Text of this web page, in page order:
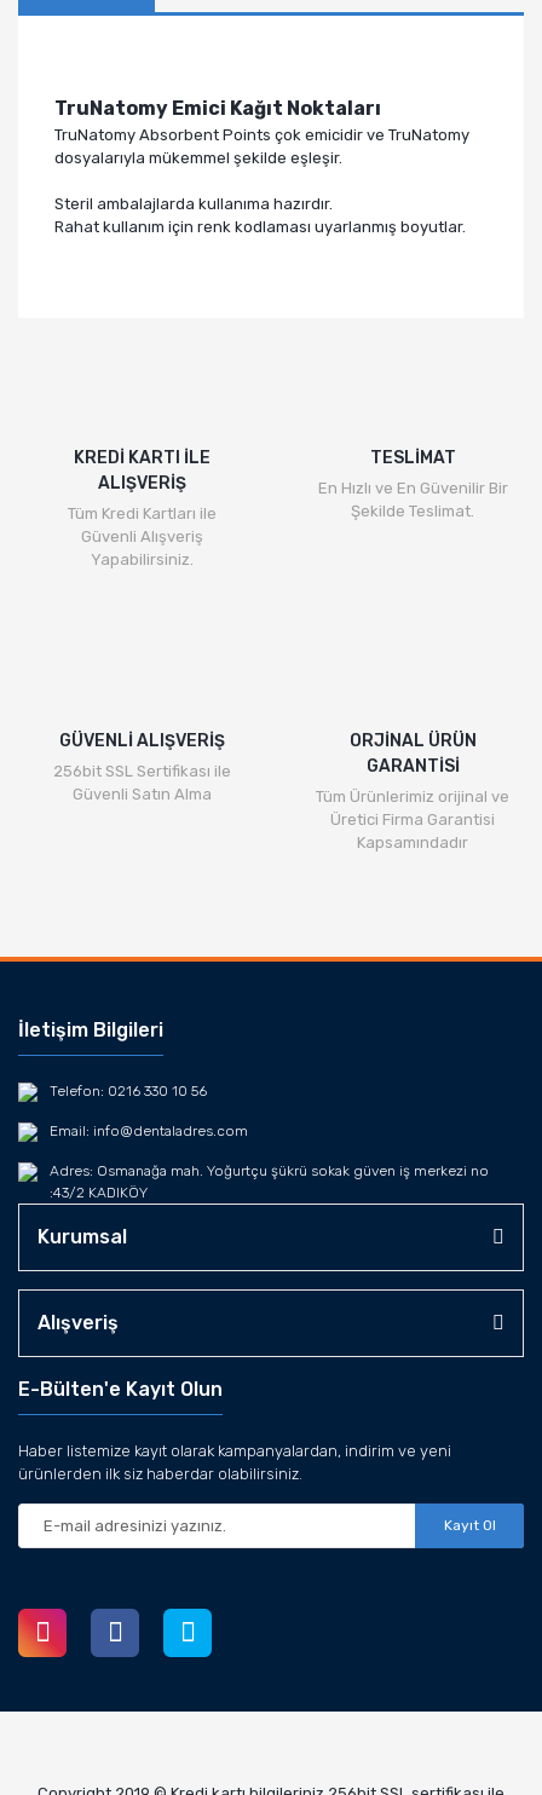
TruNatomy Emici Kağıt Noktaları
TruNatomy Absorbent Points çok emicidir ve TruNatomy
dosyalarıyla mükemmel şekilde eşleşir.
Steril ambalajlarda kullanıma hazırdır.
Rahat kullanım için renk kodlaması uyarlanmış boyutlar.
KREDİ KARTI İLE
ALIŞVERİŞ
Tüm Kredi Kartları ile
Güvenli Alışveriş
Yapabilirsiniz.
TESLİMAT
En Hızlı ve En Güvenilir Bir
Şekilde Teslimat.
GÜVENLİ ALIŞVERİŞ
256bit SSL Sertifikası ile
Güvenli Satın Alma
ORJİNAL ÜRÜN
GARANTİSİ
Tüm Ürünlerimiz orijinal ve
Üretici Firma Garantisi
Kapsamındadır
İletişim Bilgileri
Telefon: 0216 330 10 56
Email: info@dentaladres.com
Adres: Osmanağa mah. Yoğurtçu şükrü sokak güven iş merkezi no
:43/2 KADIKÖY
Kurumsal
Alışveriş
E-Bülten'e Kayıt Olun
Haber listemize kayıt olarak kampanyalardan, indirim ve yeni
ürünlerden ilk siz haberdar olabilirsiniz.
Kayıt Ol